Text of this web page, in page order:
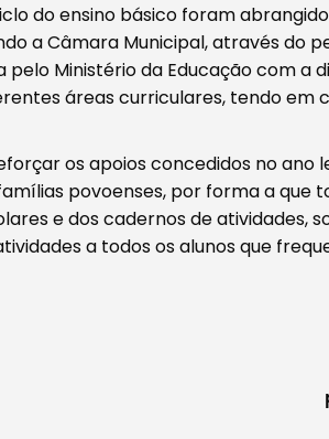
do ensino básico foram
a Câmara Municipal, através do
Ministério da Educação com a
áreas curriculares, tendo em
os apoios concedidos no ano
povoenses, por forma a que
e dos cadernos de atividades,
a todos os alunos que